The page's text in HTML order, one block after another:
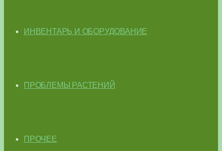
ИНВЕНТАРЬ И ОБОРУДОВАНИЕ
ПРОБЛЕМЫ РАСТЕНИЙ
ПРОЧЕЕ